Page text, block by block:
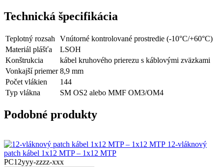
Technická špecifikácia
Teplotný rozsah
Vnútorné kontrolované prostredie (-10°C/+60°C)
Materiál plášťa
LSOH
Konštrukcia
kábel kruhového prierezu s káblovými zväzkami
Vonkajší priemer 8,9 mm
Počet vlákien
144
Typ vlákna
SM OS2 alebo MMF OM3/OM4
Podobné produkty
12-vláknový
patch kábel 1x12 MTP – 1x12 MTP
PC12yyy-zzzz-xxx